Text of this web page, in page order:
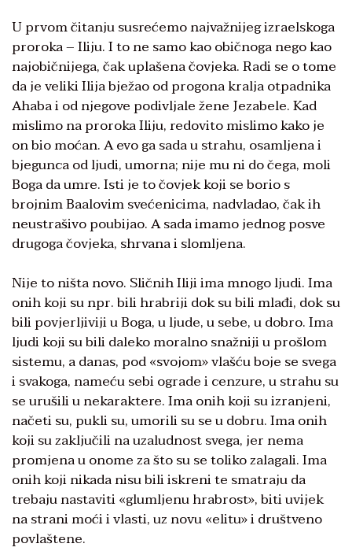
U prvom čitanju susrećemo najvažnijeg izraelskoga
proroka – Iliju. I to ne samo kao običnoga nego kao
najobičnijega, čak uplašena čovjeka. Radi se o tome
da je veliki Ilija bježao od progona kralja otpadnika
Ahaba i od njegove podivljale žene Jezabele. Kad
mislimo na proroka Iliju, redovito mislimo kako je
on bio moćan. A evo ga sada u strahu, osamljena i
bjegunca od ljudi, umorna; nije mu ni do čega, moli
Boga da umre. Isti je to čovjek koji se borio s
brojnim Baalovim svećenicima, nadvladao, čak ih
neustrašivo poubijao. A sada imamo jednog posve
drugoga čovjeka, shrvana i slomljena.
Nije to ništa novo. Sličnih Iliji ima mnogo ljudi. Ima
onih koji su npr. bili hrabriji dok su bili mlađi, dok su
bili povjerljiviji u Boga, u ljude, u sebe, u dobro. Ima
ljudi koji su bili daleko moralno snažniji u prošlom
sistemu, a danas, pod «svojom» vlašću boje se svega
i svakoga, nameću sebi ograde i cenzure, u strahu su
se urušili u nekaraktere. Ima onih koji su izranjeni,
načeti su, pukli su, umorili su se u dobru. Ima onih
koji su zaključili na uzaludnost svega, jer nema
promjena u onome za što su se toliko zalagali. Ima
onih koji nikada nisu bili iskreni te smatraju da
trebaju nastaviti «glumljenu hrabrost», biti uvijek
na strani moći i vlasti, uz novu «elitu» i društveno
povlaštene.